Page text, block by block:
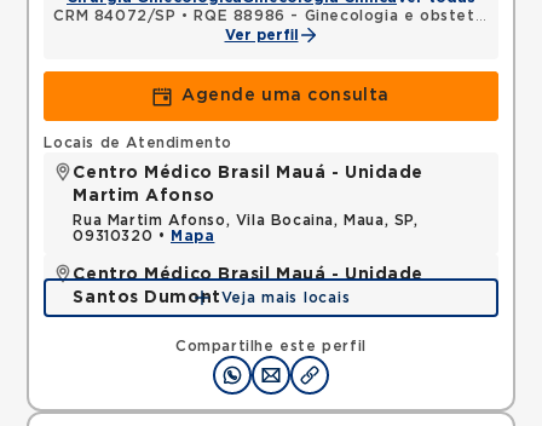
CRM 84072/SP •
RQE 88986 - Ginecologia e obstetrícia
Ver perfil
Agende uma consulta
Compartilhe este perfil
Locais de Atendimento
Centro Médico Brasil Mauá - Unidade
Martim Afonso
Rua Martim Afonso, Vila Bocaina, Maua, SP,
09310320 •
Mapa
Centro Médico Brasil Mauá - Unidade
Santos Dumont
Rua Santos Dumont, Vila Bocaina, Maua, SP,
Mapa
Veja mais locais